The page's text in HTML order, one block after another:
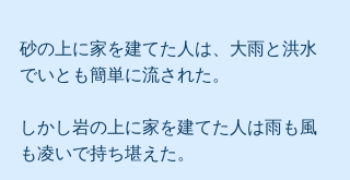
砂の上に家を建てた人は、大雨と洪水
でいとも簡単に流された。
しかし岩の上に家を建てた人は雨も風
も凌いで持ち堪えた。